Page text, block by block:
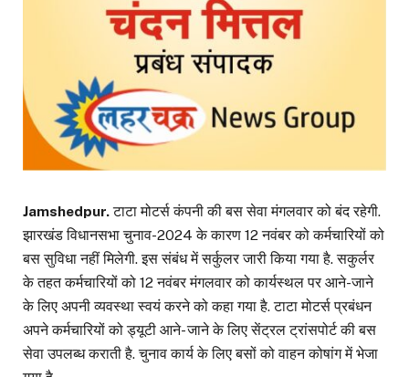
Jamshedpur.टाटा मोटर्स कंपनी की बस सेवा मंगलवार को बंद रहेगी.
झारखंड विधानसभा चुनाव-2024 के कारण 12 नवंबर को कर्मचारियों को
बस सुविधा नहीं मिलेगी. इस संबंध में सर्कुलर जारी किया गया है. सकुर्लर
के तहत कर्मचारियों को 12 नवंबर मंगलवार को कार्यस्थल पर आने-जाने
के लिए अपनी व्यवस्था स्वयं करने को कहा गया है. टाटा मोटर्स प्रबंधन
अपने कर्मचारियों को ड्यूटी आने- जाने के लिए सेंट्रल ट्रांसपोर्ट की बस
सेवा उपलब्ध कराती है. चुनाव कार्य के लिए बसों को वाहन कोषांग में भेजा